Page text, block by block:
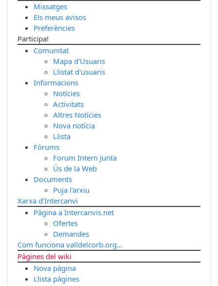
Missatges
Els meus avisos
Preferències
Participa!
Comunitat
Mapa d'Usuaris
Llistat d'usuaris
Informacions
Notícies
Activitats
Altres Notícies
Nova notícia
Llista
Fòrums
Forum Intern Junta
Ús de la Web
Documents
Puja l'arxiu
Xarxa d'Intercanvi
Pàgina a Intercanvis.net
Ofertes
Demandes
Com funciona valldelcorb.org...
Pàgines del wiki
Nova pàgina
Llista pàgines